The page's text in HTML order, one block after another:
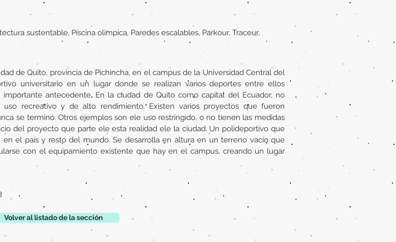
sustentable, Piscina olímpica, Paredes escalables, Parkour, Traceur,
de Quito, provincia de Pichincha, en el campus de la Universidad Central del
universitario en un lugar donde se realizan varios deportes entre ellos
antecedente. En la ciudad de Quito como capital del Ecuador, no
recreativo y de alto rendimiento. Existen varios proyectos que fueron
se terminó. Otros ejemplos son ele uso restringido, o no tienen las medidas
del proyecto que parte ele esta realidad ele la ciudad. Un polideportivo que
el país y resto del mundo. Se desarrolla en altura en un terreno vacío que
con el equipamiento existente que hay en el campus, creando un lugar
Volver al listado de la sección